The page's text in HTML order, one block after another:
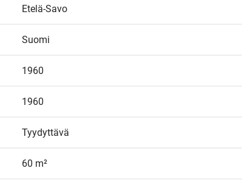
Etelä-Savo
Suomi
1960
1960
Tyydyttävä
60 m²